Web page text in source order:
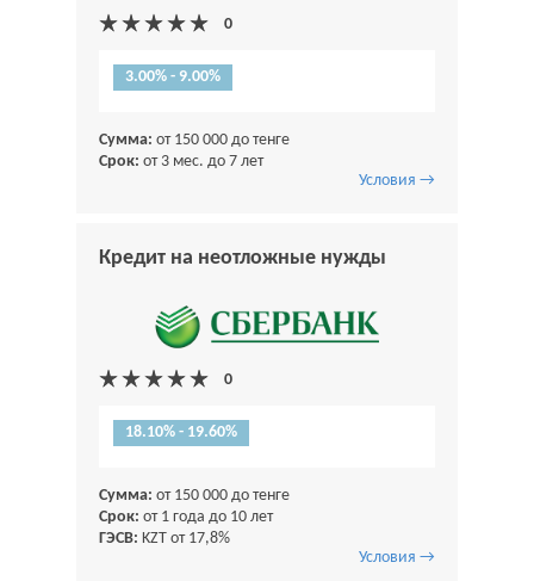
3.00% - 9.00%
Сумма: от 150 000 до тенге
Срок: от 3 мес. до 7 лет
Условия →
Кредит на неотложные нужды
18.10% - 19.60%
Сумма: от 150 000 до тенге
Срок: от 1 года до 10 лет
ГЭСВ: KZT от 17,8%
Условия →